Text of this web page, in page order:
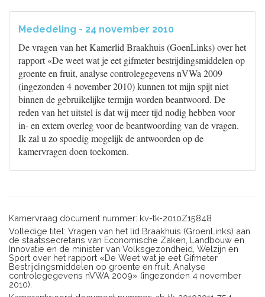
Mededeling - 24 november 2010
De vragen van het Kamerlid Braakhuis (GoenLinks) over het
rapport «De weet wat je eet gifmeter bestrijdingsmiddelen op
groente en fruit, analyse controlegegevens nVWa 2009
(ingezonden 4 november 2010) kunnen tot mijn spijt niet
binnen de gebruikelijke termijn worden beantwoord. De
reden van het uitstel is dat wij meer tijd nodig hebben voor
in- en extern overleg voor de beantwoording van de vragen.
Ik zal u zo spoedig mogelijk de antwoorden op de
kamervragen doen toekomen.
Kamervraag document nummer: kv-tk-2010Z15848
Volledige titel: Vragen van het lid Braakhuis (GroenLinks) aan
de staatssecretaris van Economische Zaken, Landbouw en
Innovatie en de minister van Volksgezondheid, Welzijn en
Sport over het rapport «De Weet wat je eet Gifmeter
Bestrijdingsmiddelen op groente en fruit, Analyse
controlegegevens nVWA 2009» (ingezonden 4 november
2010).